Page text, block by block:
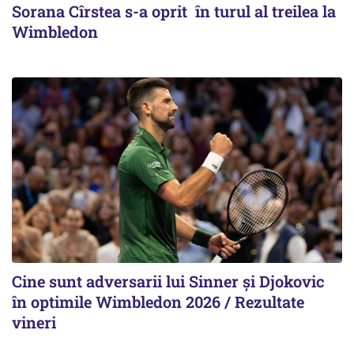
Sorana Cîrstea s-a oprit în turul al treilea la
Wimbledon
Cine sunt adversarii lui Sinner şi Djokovic
în optimile Wimbledon 2026 / Rezultate
vineri